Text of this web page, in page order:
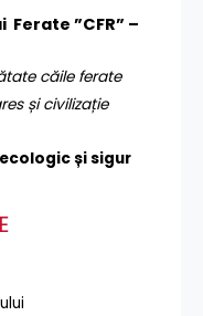
”CFR” –
căile ferate
și civilizație
ecologic și sigur